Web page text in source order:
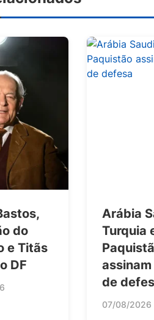
do
e Titãs
DF
Arábia
Turquia
de
07/08/2026